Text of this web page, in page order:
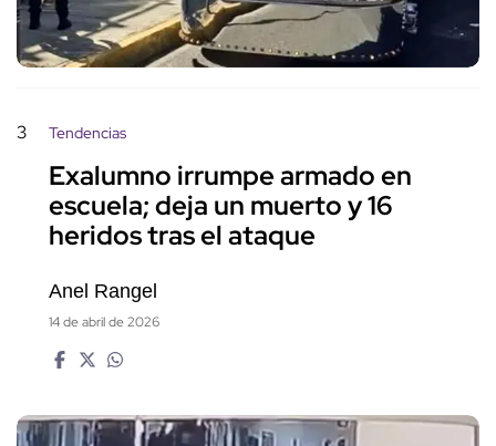
3 Tendencias
Exalumno irrumpe armado en
escuela; deja un muerto y 16
heridos tras el ataque
Anel Rangel
14 de abril de 2026